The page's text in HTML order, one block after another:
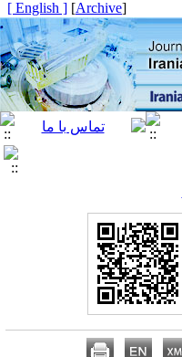
[
Archive
]
[ English ]